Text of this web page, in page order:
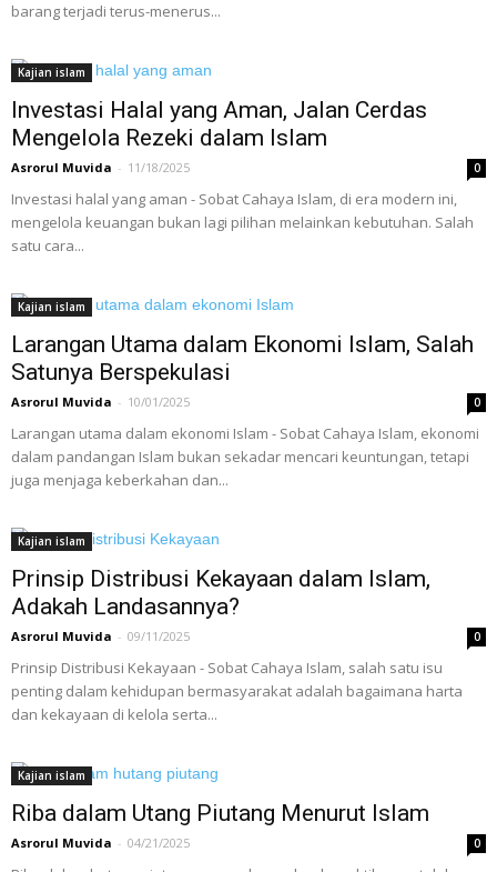
barang terjadi terus-menerus...
Kajian islam
Investasi Halal yang Aman, Jalan Cerdas
Mengelola Rezeki dalam Islam
Asrorul Muvida - 11/18/2025 0
Investasi halal yang aman - Sobat Cahaya Islam, di era modern ini,
mengelola keuangan bukan lagi pilihan melainkan kebutuhan. Salah
satu cara...
Kajian islam
Larangan Utama dalam Ekonomi Islam, Salah
Satunya Berspekulasi
Asrorul Muvida - 10/01/2025 0
Larangan utama dalam ekonomi Islam - Sobat Cahaya Islam, ekonomi
dalam pandangan Islam bukan sekadar mencari keuntungan, tetapi
juga menjaga keberkahan dan...
Kajian islam
Prinsip Distribusi Kekayaan dalam Islam,
Adakah Landasannya?
Asrorul Muvida - 09/11/2025 0
Prinsip Distribusi Kekayaan - Sobat Cahaya Islam, salah satu isu
penting dalam kehidupan bermasyarakat adalah bagaimana harta
dan kekayaan di kelola serta...
Kajian islam
Riba dalam Utang Piutang Menurut Islam
Asrorul Muvida - 04/21/2025 0